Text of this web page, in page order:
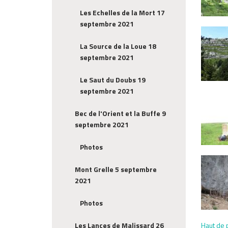
Les Echelles de la Mort 17
septembre 2021
La Source de la Loue 18
septembre 2021
Le Saut du Doubs 19
septembre 2021
Bec de l'Orient et la Buffe 9
septembre 2021
Photos
Mont Grelle 5 septembre
2021
Photos
Les Lances de Malissard 26 Haut de